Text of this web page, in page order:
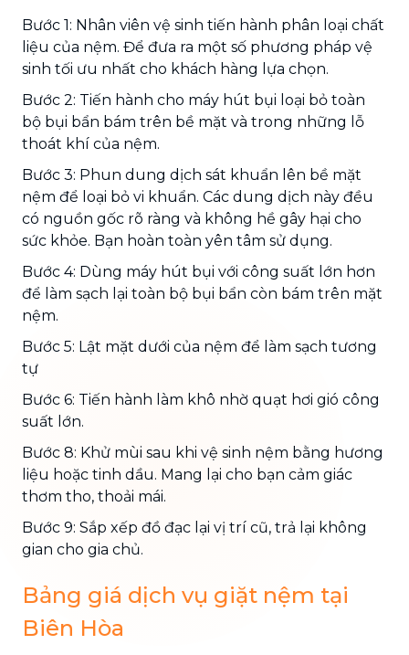
Bước 1: Nhân viên vệ sinh tiến hành phân loại chất
liệu của nệm. Để đưa ra một số phương pháp vệ
sinh tối ưu nhất cho khách hàng lựa chọn.
Bước 2: Tiến hành cho máy hút bụi loại bỏ toàn
bộ bụi bẩn bám trên bề mặt và trong những lỗ
thoát khí của nệm.
Bước 3: Phun dung dịch sát khuẩn lên bề mặt
nệm để loại bỏ vi khuẩn. Các dung dịch này đều
có nguồn gốc rõ ràng và không hề gây hại cho
sức khỏe. Bạn hoàn toàn yên tâm sử dụng.
Bước 4: Dùng máy hút bụi với công suất lớn hơn
để làm sạch lại toàn bộ bụi bẩn còn bám trên mặt
nệm.
Bước 5: Lật mặt dưới của nệm để làm sạch tương
tự
Bước 6: Tiến hành làm khô nhờ quạt hơi gió công
suất lớn.
Bước 8: Khử mùi sau khi vệ sinh nệm bằng hương
liệu hoặc tinh dầu. Mang lại cho bạn cảm giác
thơm tho, thoải mái.
Bước 9: Sắp xếp đồ đạc lại vị trí cũ, trả lại không
gian cho gia chủ.
Bảng giá dịch vụ giặt nệm tại
Biên Hòa